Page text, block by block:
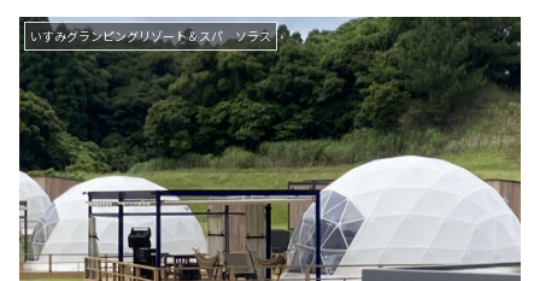
いすみグランピングリゾート＆スパ ソラス